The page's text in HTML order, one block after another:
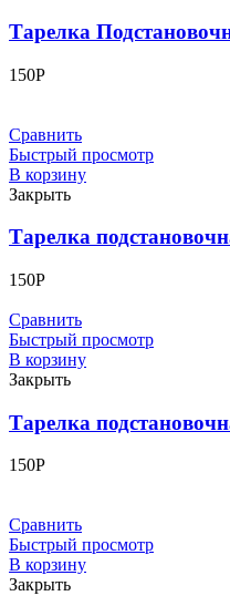
Тарелка
150Р
Сравнить
Быстрый просмотр
В корзину
Закрыть
Тарелка
150Р
Сравнить
Быстрый просмотр
В корзину
Закрыть
Тарелка
150Р
Сравнить
Быстрый просмотр
В корзину
Закрыть